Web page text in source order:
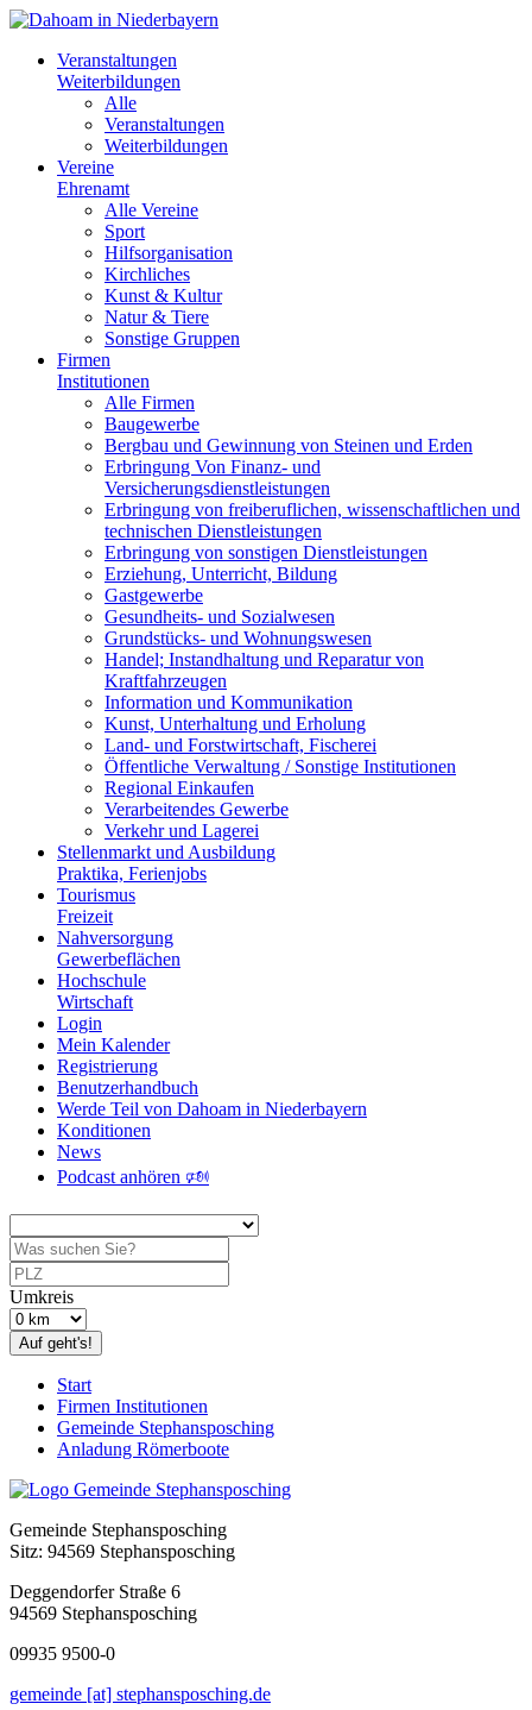
Veranstaltungen
Weiterbildungen
Alle
Veranstaltungen
Weiterbildungen
Vereine
Ehrenamt
Alle Vereine
Sport
Hilfsorganisation
Kirchliches
Kunst & Kultur
Natur & Tiere
Sonstige Gruppen
Firmen
Institutionen
Alle Firmen
Baugewerbe
Bergbau und Gewinnung von Steinen und Erden
Erbringung Von Finanz- und
Versicherungsdienstleistungen
Erbringung von freiberuflichen, wissenschaftlichen und
technischen Dienstleistungen
Erbringung von sonstigen Dienstleistungen
Erziehung, Unterricht, Bildung
Gastgewerbe
Gesundheits- und Sozialwesen
Grundstücks- und Wohnungswesen
Handel; Instandhaltung und Reparatur von
Kraftfahrzeugen
Information und Kommunikation
Kunst, Unterhaltung und Erholung
Land- und Forstwirtschaft, Fischerei
Öffentliche Verwaltung / Sonstige Institutionen
Regional Einkaufen
Verarbeitendes Gewerbe
Verkehr und Lagerei
Stellenmarkt und Ausbildung
Praktika, Ferienjobs
Tourismus
Freizeit
Nahversorgung
Gewerbeflächen
Hochschule
Wirtschaft
Login
Mein Kalender
Registrierung
Benutzerhandbuch
Werde Teil von Dahoam in Niederbayern
Konditionen
News
Podcast anhören 🕬
Umkreis
Auf geht's!
Start
Firmen Institutionen
Gemeinde Stephansposching
Anladung Römerboote
Gemeinde Stephansposching
Sitz: 94569 Stephansposching
Deggendorfer Straße 6
94569 Stephansposching
09935 9500-0
gemeinde [at] stephansposching.de